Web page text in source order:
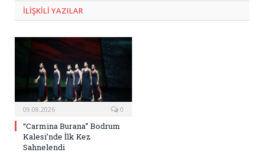
ILIŞKILI YAZILAR
09.08.2026 0
“Carmina Burana” Bodrum
Kalesi’nde İlk Kez
Sahnelendi